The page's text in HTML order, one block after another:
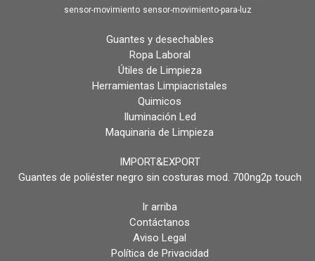
sensor-movimiento sensor-movimiento-para-luz
Guantes y desechables
Ropa Laboral
Útiles de Limpieza
Herramientas Limpiacristales
Quimicos
Iluminación Led
Maquinaria de Limpieza
IMPORT&EXPORT
Guantes de poliéster negro sin costuras mod. 700ng2p touch
Ir arriba
Contáctanos
Aviso Legal
Política de Privacidad